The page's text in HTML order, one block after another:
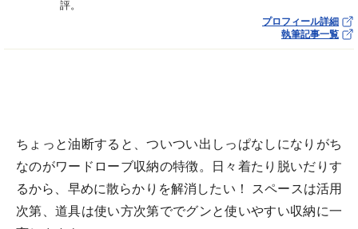
評。
プロフィール詳細
執筆記事一覧
ちょっと油断すると、ついつい出しっぱなしになりがち
なのがワードローブ収納の特徴。日々着たり脱いだりす
るから、早めに散らかりを解消したい！ スペースは活用
次第、道具は使い方次第ででグンと使いやすい収納に一